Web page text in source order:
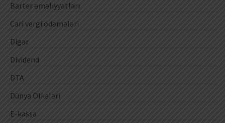
Barter əməliyyatları
Cari vergi ödəmələri
Digər
Dividend
DTA
Dünya Ölkələri
E-kassa